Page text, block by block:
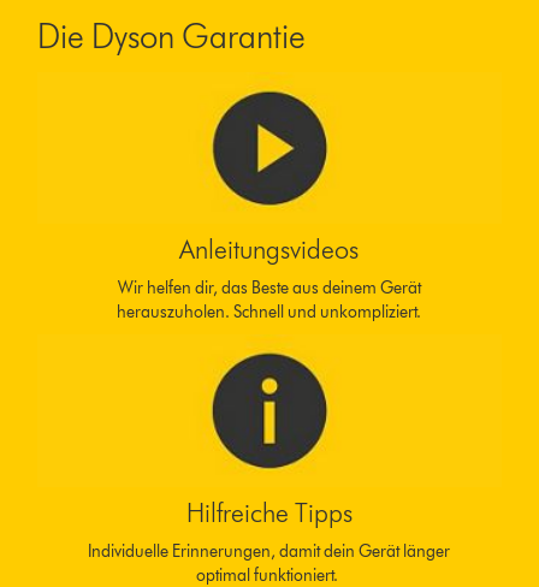
Die Dyson Garantie
Anleitungsvideos
Wir helfen dir, das Beste aus deinem Gerät
herauszuholen. Schnell und unkompliziert.
Hilfreiche Tipps
Individuelle Erinnerungen, damit dein Gerät länger
optimal funktioniert.